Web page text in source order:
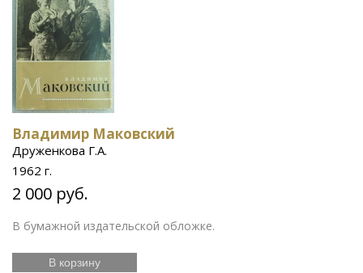
Владимир Маковский
Друженкова Г.А.
1962 г.
2 000 руб.
В бумажной издательской обложке.
В корзину